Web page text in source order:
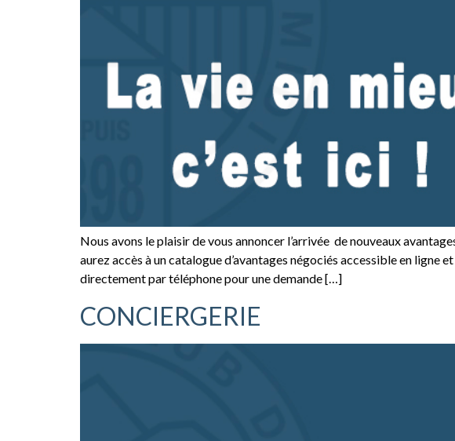
Nous avons le plaisir de vous annoncer l’arrivée de nouveaux
aurez accès à un catalogue d’avantages négociés accessible en
directement par téléphone pour une demande […]
CONCIERGERIE